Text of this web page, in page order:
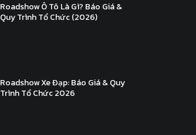
Roadshow Ô Tô Là Gì? Báo Giá &
Quy Trình Tổ Chức (2026)
Roadshow Xe Đạp: Báo Giá & Quy
Trình Tổ Chức 2026